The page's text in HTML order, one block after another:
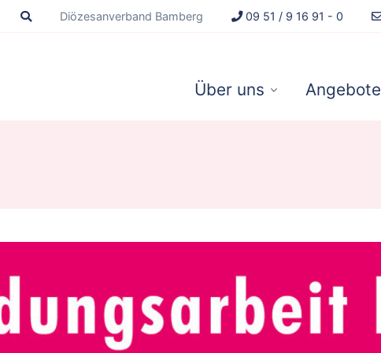
Diözesanverband Bamberg 09 51 / 9 16 91 - 0
Über uns Angebote